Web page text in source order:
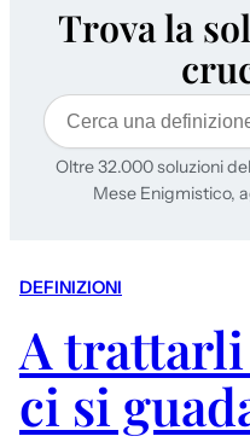
Trova la
Cerca
Oltre 32.000 soluzioni
Mese Enigmistico,
DEFINIZIONI
A
ci si